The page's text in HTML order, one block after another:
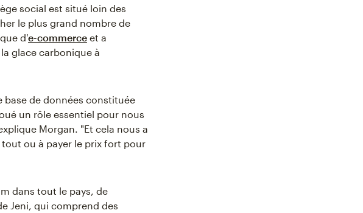
social est situé loin des
le plus grand nombre de
d'e-commerce et a
glace carbonique à
base de données constituée
un rôle essentiel pour nous
Morgan. "Et cela nous a
ou à payer le prix fort pour
dans tout le pays, de
Jeni, qui comprend des